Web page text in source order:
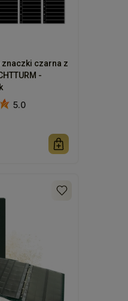
znaczki czarna z
-
5.0